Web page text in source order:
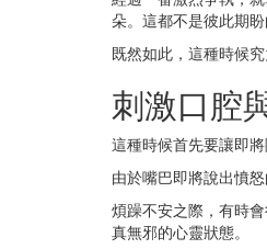
朵。這都不是彼此期盼
既然如此，這種時候
刺激口腔
這種時候首先要讓即
由於嘴巴即將說出憤
煩躁不安之際，有時
真無邪的心靈狀態。